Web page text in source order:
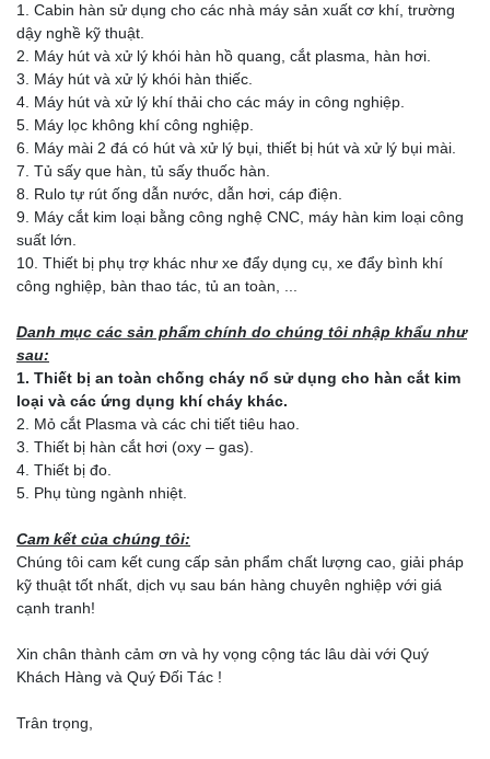
1. Cabin hàn sử dụng cho các nhà máy sản xuất cơ khí, trường
dậy nghề kỹ thuật.
2. Máy hút và xử lý khói hàn hồ quang, cắt plasma, hàn hơi.
3. Máy hút và xử lý khói hàn thiếc.
4. Máy hút và xử lý khí thải cho các máy in công nghiệp.
5. Máy lọc không khí công nghiệp.
6. Máy mài 2 đá có hút và xử lý bụi, thiết bị hút và xử lý bụi mài.
7. Tủ sấy que hàn, tủ sấy thuốc hàn.
8. Rulo tự rút ống dẫn nước, dẫn hơi, cáp điện.
9. Máy cắt kim loại bằng công nghệ CNC, máy hàn kim loại công
suất lớn.
10. Thiết bị phụ trợ khác như xe đẩy dụng cụ, xe đẩy bình khí
công nghiệp, bàn thao tác, tủ an toàn, ...
Danh mục các sản phẩm chính do chúng tôi nhập khẩu như
sau:
1. Thiết bị an toàn chống cháy nổ sử dụng cho hàn cắt kim
loại và các ứng dụng khí cháy khác.
2. Mỏ cắt Plasma và các chi tiết tiêu hao.
3. Thiết bị hàn cắt hơi (oxy – gas).
4. Thiết bị đo.
5. Phụ tùng ngành nhiệt.
Cam kết của chúng tôi:
Chúng tôi cam kết cung cấp sản phẩm chất lượng cao, giải pháp
kỹ thuật tốt nhất, dịch vụ sau bán hàng chuyên nghiệp với giá
cạnh tranh!
Xin chân thành cảm ơn và hy vọng cộng tác lâu dài với Quý
Khách Hàng và Quý Đối Tác !
Trân trọng,